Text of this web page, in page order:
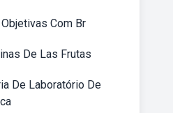
Com Br
De Las Frutas
De Laboratório De